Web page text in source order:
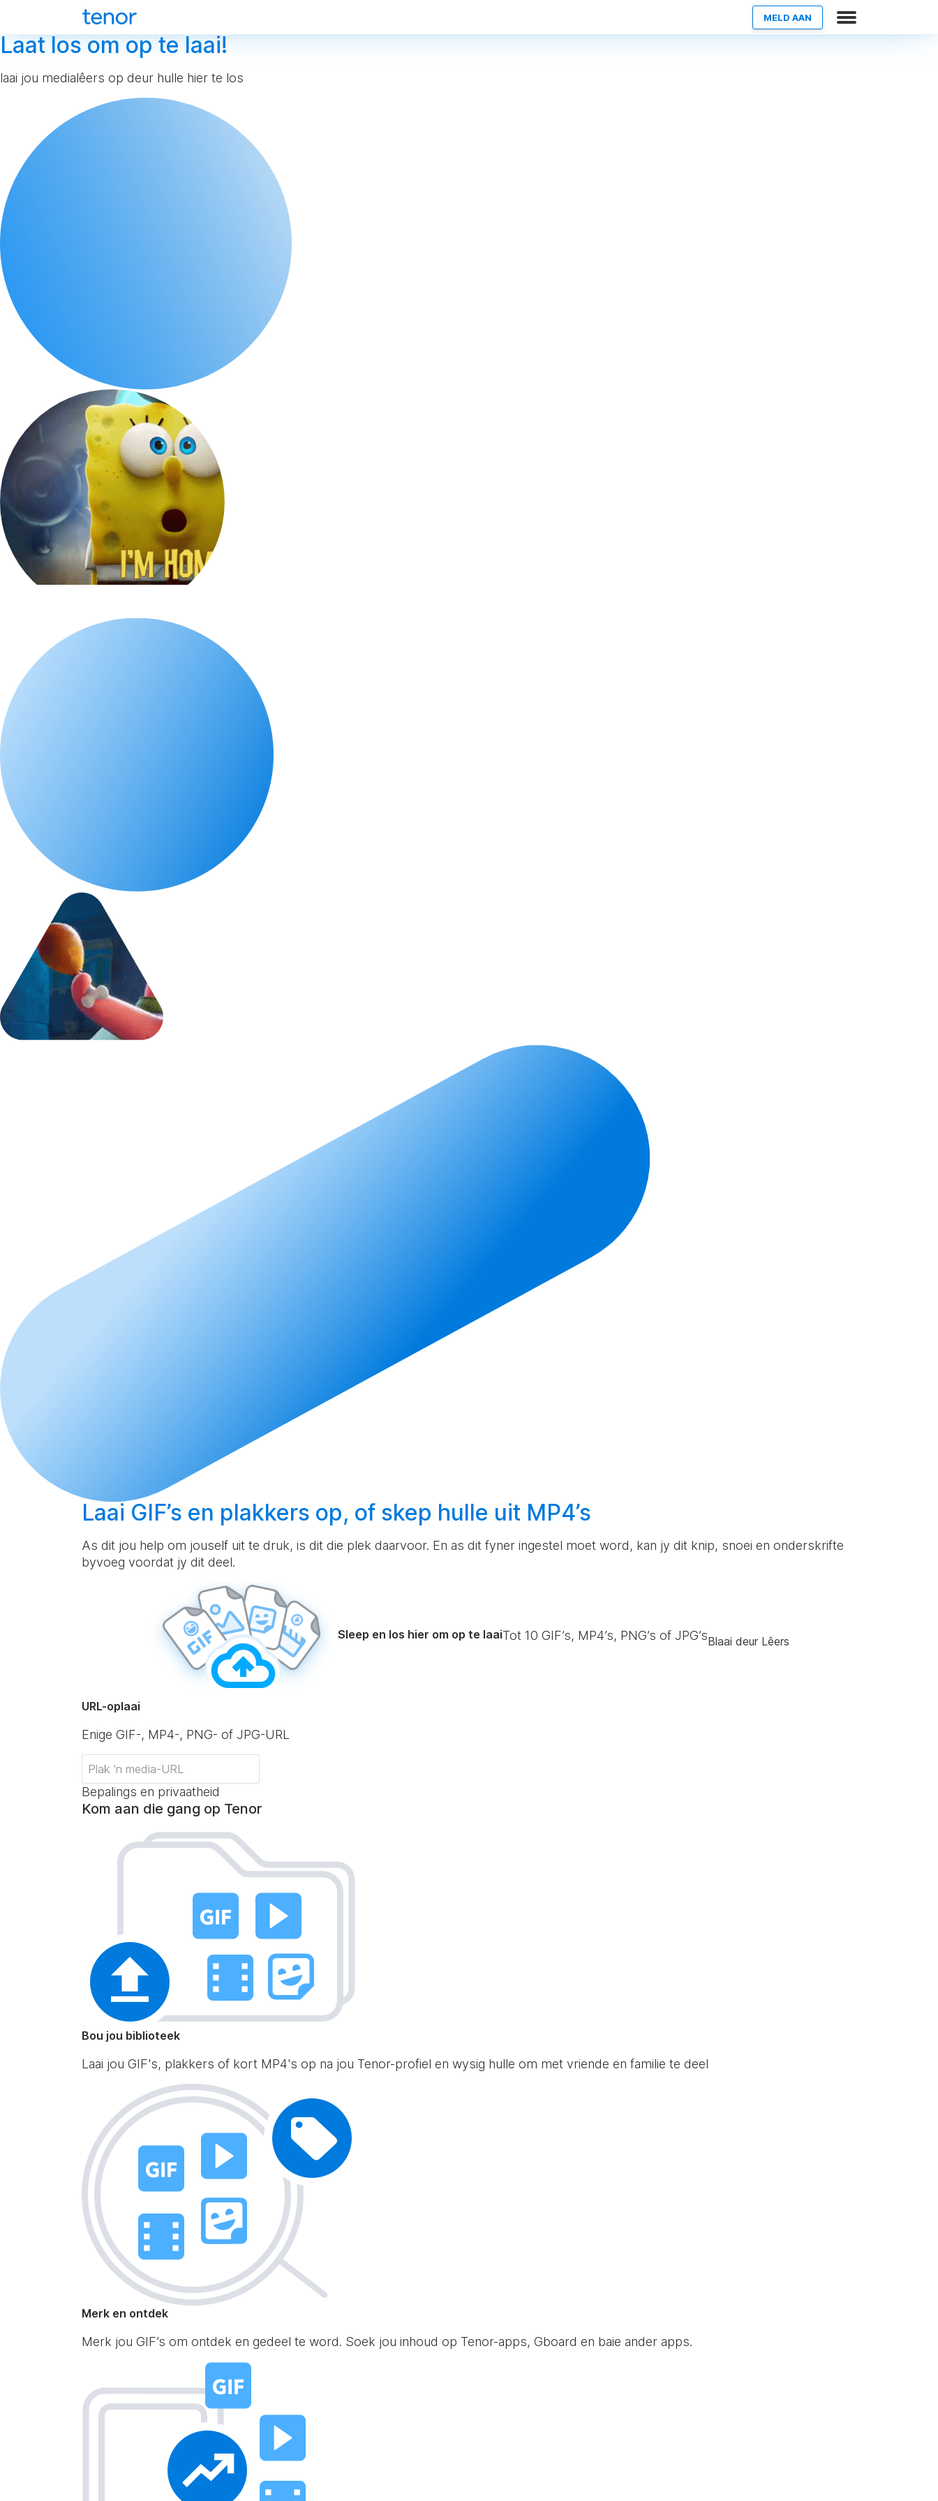
MELD AAN
Laat los om op te laai!
laai jou medialêers op deur hulle hier te los
Laai GIF’s en plakkers op, of skep hulle uit MP4’s
As dit jou help om jouself uit te druk, is dit die plek daarvoor. En as dit fyner ingestel moet word, kan jy dit knip, snoei en onderskrifte
byvoeg voordat jy dit deel.
Sleep en los hier om op te laaiTot 10 GIF’s, MP4’s, PNG’s of JPG’sBlaai deur Lêers
URL-oplaai
Enige GIF-, MP4-, PNG- of JPG-URL
Bepalings en privaatheid
Kom aan die gang op Tenor
Bou jou biblioteek
Laai jou GIF's, plakkers of kort MP4's op na jou Tenor-profiel en wysig hulle om met vriende en familie te deel
Merk en ontdek
Merk jou GIF’s om ontdek en gedeel te word. Soek jou inhoud op Tenor-apps, Gboard en baie ander apps.